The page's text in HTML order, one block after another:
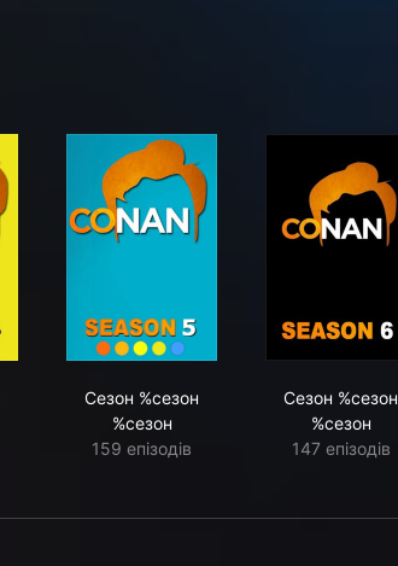
Сезон %сезон
%сезон
159 епізодів
Сезон %сезон
%сезон
147 епізодів